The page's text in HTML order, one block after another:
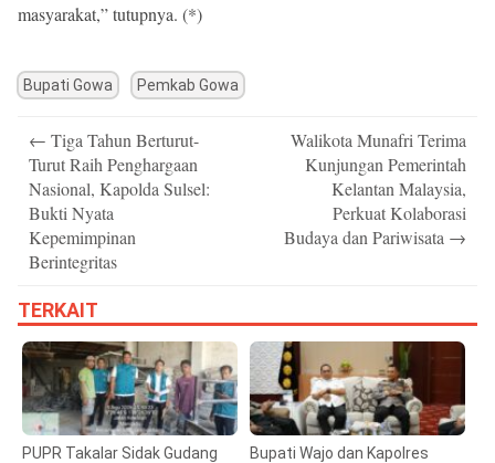
masyarakat,” tutupnya. (*)
Bupati Gowa Pemkab Gowa
navigation
← Tiga Tahun Berturut-
Turut Raih Penghargaan
Nasional, Kapolda Sulsel:
Bukti Nyata
Kepemimpinan
Berintegritas
Walikota Munafri Terima
Kunjungan Pemerintah
Kelantan Malaysia,
Perkuat Kolaborasi
Budaya dan Pariwisata →
TERKAIT
PUPR Takalar Sidak Gudang
Bupati Wajo dan Kapolres